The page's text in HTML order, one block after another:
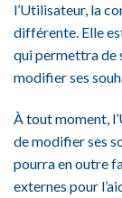
l’Utilisateur, la
différente. Elle
qui permettra de
modifier ses
À tout moment,
de modifier ses
pourra en outre
externes pour